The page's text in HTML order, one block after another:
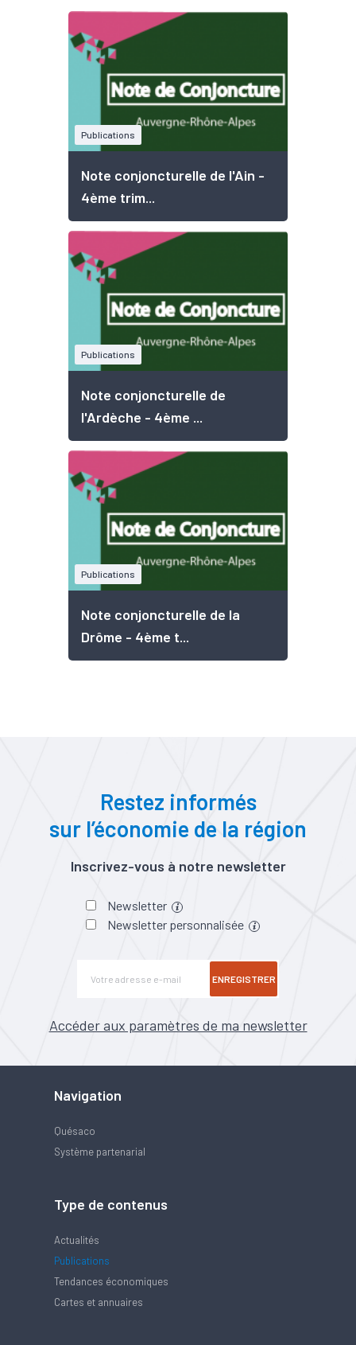
Publications
Note conjoncturelle de l'Ain -
4ème trim...
Publications
Note conjoncturelle de
l'Ardèche - 4ème ...
Publications
Note conjoncturelle de la
Drôme - 4ème t...
Restez informés
sur l’économie de la région
Inscrivez-vous à notre newsletter
Newsletter
Newsletter personnalisée
ENREGISTRER
Accéder aux paramètres de ma newsletter
Navigation
Quésaco
Système partenarial
Type de contenus
Actualités
Publications
Tendances économiques
Cartes et annuaires